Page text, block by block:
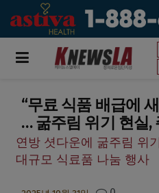
“무료 식품 배급에
… 굶주림 위기 현실,
연방 셧다운에 굶주림 위
대규모 식료품 나눔 행사